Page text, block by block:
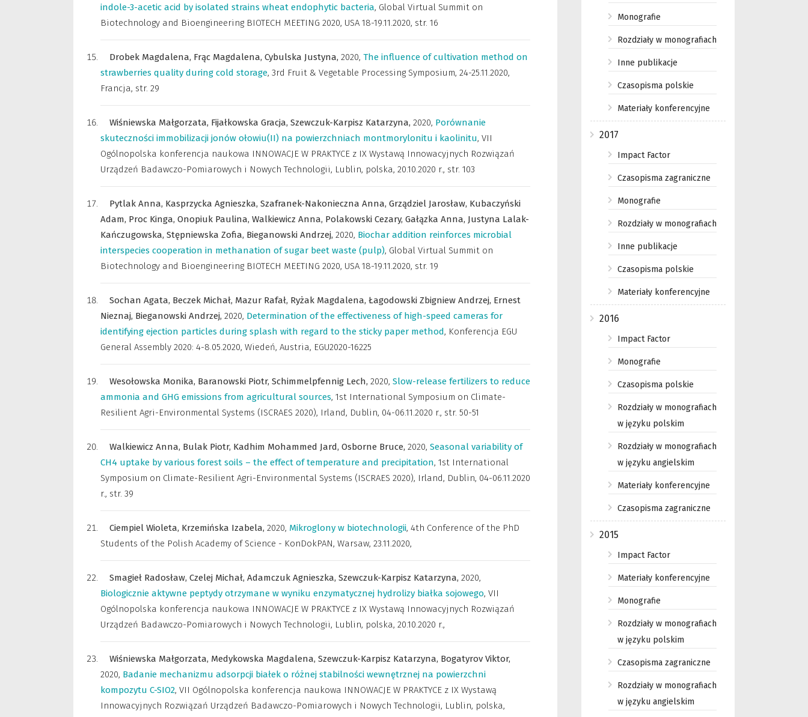
indole-3-acetic acid by isolated strains wheat endophytic bacteria, Global Virtual Summit on
Biotechnology and Bioengineering BIOTECH MEETING 2020, USA 18-19.11.2020, str. 16
Drobek Magdalena, Frąc Magdalena, Cybulska Justyna, 2020, The influence of cultivation method on
strawberries quality during cold storage, 3rd Fruit & Vegetable Processing Symposium, 24-25.11.2020,
Francja, str. 29
Wiśniewska Małgorzata, Fijałkowska Gracja, Szewczuk-Karpisz Katarzyna, 2020, Porównanie
skuteczności immobilizacji jonów ołowiu(II) na powierzchniach montmorylonitu i kaolinitu, VII
Ogólnopolska konferencja naukowa INNOWACJE W PRAKTYCE z IX Wystawą Innowacyjnych Rozwiązań
Urządzeń Badawczo-Pomiarowych i Nowych Technologii, Lublin, polska, 20.10.2020 r., str. 103
Pytlak Anna, Kasprzycka Agnieszka, Szafranek-Nakonieczna Anna, Grządziel Jarosław, Kubaczyński
Adam, Proc Kinga, Onopiuk Paulina, Walkiewicz Anna, Polakowski Cezary, Gałązka Anna, Justyna Lalak-
Kańczugowska, Stępniewska Zofia, Bieganowski Andrzej, 2020, Biochar addition reinforces microbial
interspecies cooperation in methanation of sugar beet waste (pulp), Global Virtual Summit on
Biotechnology and Bioengineering BIOTECH MEETING 2020, USA 18-19.11.2020, str. 19
Sochan Agata, Beczek Michał, Mazur Rafał, Ryżak Magdalena, Łagodowski Zbigniew Andrzej, Ernest
Nieznaj, Bieganowski Andrzej, 2020, Determination of the effectiveness of high-speed cameras for
identifying ejection particles during splash with regard to the sticky paper method, Konferencja EGU
General Assembly 2020: 4-8.05.2020, Wiedeń, Austria, EGU2020-16225
Wesołowska Monika, Baranowski Piotr, Schimmelpfennig Lech, 2020, Slow-release fertilizers to reduce
ammonia and GHG emissions from agricultural sources, 1st International Symposium on Climate-
Resilient Agri-Environmental Systems (ISCRAES 2020), Irland, Dublin, 04-06.11.2020 r., str. 50-51
Walkiewicz Anna, Bulak Piotr, Kadhim Mohammed Jard, Osborne Bruce, 2020, Seasonal variability of
CH4 uptake by various forest soils – the effect of temperature and precipitation, 1st International
Symposium on Climate-Resilient Agri-Environmental Systems (ISCRAES 2020), Irland, Dublin, 04-06.11.2020
r., str. 39
Ciempiel Wioleta, Krzemińska Izabela, 2020, Mikroglony w biotechnologii, 4th Conference of the PhD
Students of the Polish Academy of Science - KonDokPAN, Warsaw, 23.11.2020,
Smagieł Radosław, Czelej Michał, Adamczuk Agnieszka, Szewczuk-Karpisz Katarzyna, 2020,
Biologicznie aktywne peptydy otrzymane w wyniku enzymatycznej hydrolizy białka sojowego, VII
Ogólnopolska konferencja naukowa INNOWACJE W PRAKTYCE z IX Wystawą Innowacyjnych Rozwiązań
Urządzeń Badawczo-Pomiarowych i Nowych Technologii, Lublin, polska, 20.10.2020 r.,
Wiśniewska Małgorzata, Medykowska Magdalena, Szewczuk-Karpisz Katarzyna, Bogatyrov Viktor,
2020, Badanie mechanizmu adsorpcji białek o różnej stabilności wewnętrznej na powierzchni
kompozytu C-SIO2, VII Ogólnopolska konferencja naukowa INNOWACJE W PRAKTYCE z IX Wystawą
Innowacyjnych Rozwiązań Urządzeń Badawczo-Pomiarowych i Nowych Technologii, Lublin, polska,
Monografie
Rozdziały w monografiach
Inne publikacje
Czasopisma polskie
Materiały konferencyjne
2017
Impact Factor
Czasopisma zagraniczne
Monografie
Rozdziały w monografiach
Inne publikacje
Czasopisma polskie
Materiały konferencyjne
2016
Impact Factor
Monografie
Czasopisma polskie
Rozdziały w monografiach
w języku polskim
Rozdziały w monografiach
w języku angielskim
Materiały konferencyjne
Czasopisma zagraniczne
2015
Impact Factor
Materiały konferencyjne
Monografie
Rozdziały w monografiach
w języku polskim
Czasopisma zagraniczne
Rozdziały w monografiach
w języku angielskim